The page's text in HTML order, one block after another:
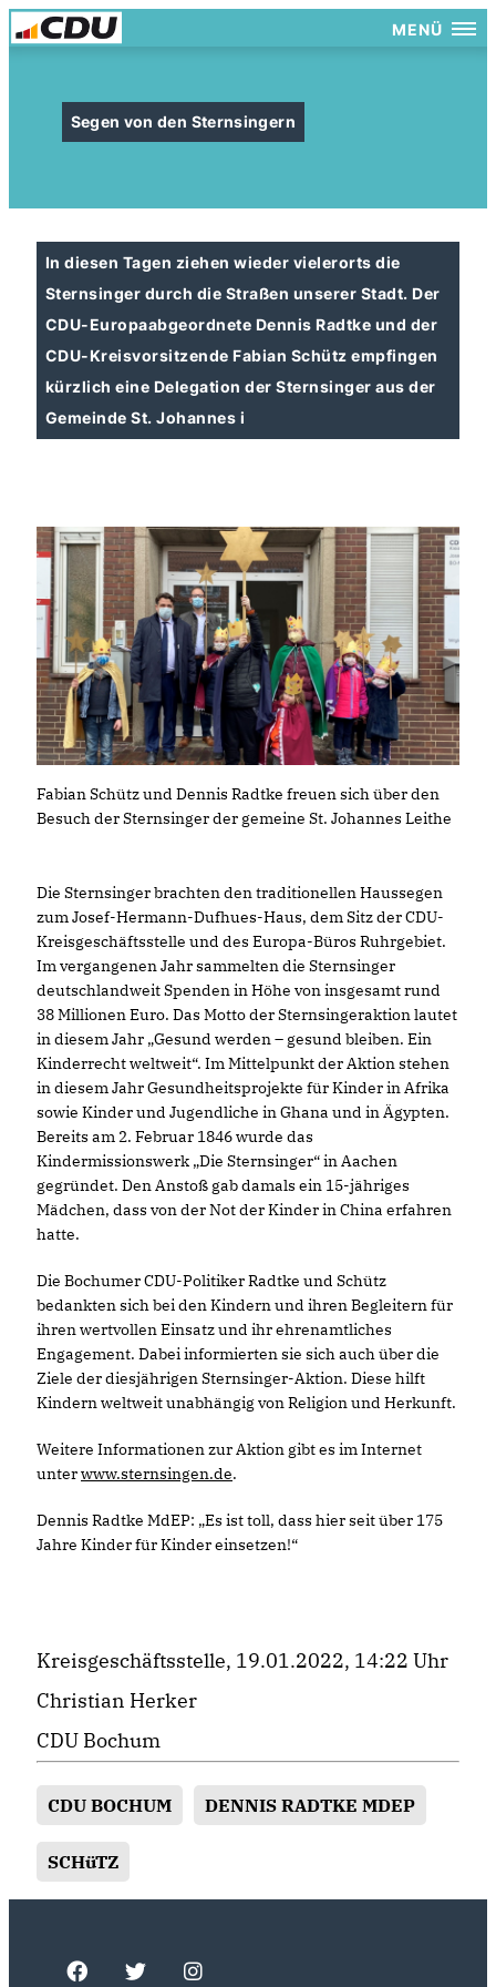
MENÜ
Segen von den Sternsingern
In diesen Tagen ziehen wieder vielerorts die
Sternsinger durch die Straßen unserer Stadt. Der
CDU-Europaabgeordnete Dennis Radtke und der
CDU-Kreisvorsitzende Fabian Schütz empfingen
kürzlich eine Delegation der Sternsinger aus der
Gemeinde St. Johannes i
Fabian Schütz und Dennis Radtke freuen sich über den
Besuch der Sternsinger der gemeine St. Johannes Leithe
Die Sternsinger brachten den traditionellen Haussegen
zum Josef-Hermann-Dufhues-Haus, dem Sitz der CDU-
Kreisgeschäftsstelle und des Europa-Büros Ruhrgebiet.
Im vergangenen Jahr sammelten die Sternsinger
deutschlandweit Spenden in Höhe von insgesamt rund
38 Millionen Euro. Das Motto der Sternsingeraktion lautet
in diesem Jahr „Gesund werden – gesund bleiben. Ein
Kinderrecht weltweit“. Im Mittelpunkt der Aktion stehen
in diesem Jahr Gesundheitsprojekte für Kinder in Afrika
sowie Kinder und Jugendliche in Ghana und in Ägypten.
Bereits am 2. Februar 1846 wurde das
Kindermissionswerk „Die Sternsinger“ in Aachen
gegründet. Den Anstoß gab damals ein 15-jähriges
Mädchen, dass von der Not der Kinder in China erfahren
hatte.
Die Bochumer CDU-Politiker Radtke und Schütz
bedankten sich bei den Kindern und ihren Begleitern für
ihren wertvollen Einsatz und ihr ehrenamtliches
Engagement. Dabei informierten sie sich auch über die
Ziele der diesjährigen Sternsinger-Aktion. Diese hilft
Kindern weltweit unabhängig von Religion und Herkunft.
Weitere Informationen zur Aktion gibt es im Internet
unterwww.sternsingen.de.
Dennis Radtke MdEP: „Es ist toll, dass hier seit über 175
Jahre Kinder für Kinder einsetzen!“
Kreisgeschäftsstelle, 19.01.2022, 14:22 Uhr
Christian Herker
CDU Bochum
CDU BOCHUM DENNIS RADTKE MDEP
SCHüTZ